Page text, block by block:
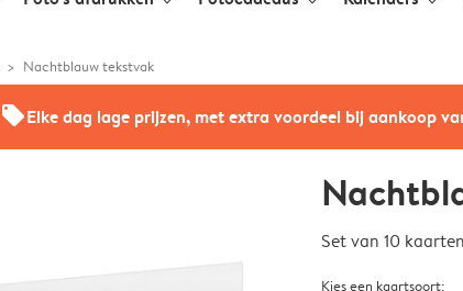
Nachtblauw tekstvak
offersElke dag lage prijzen, met extra voordeel bij aankoop
Set van 10
Kies een kaartsoort: